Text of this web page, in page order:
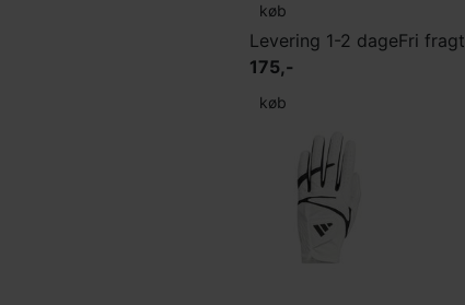
køb
Levering 1-2 dageFri fragt
175,-
køb